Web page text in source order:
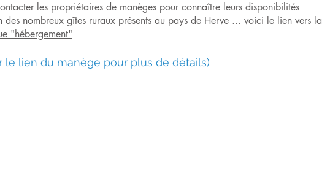
les propriétaires de manèges pour connaître leurs disponibilités
nombreux gîtes ruraux présents au pays de Herve ... voici le lien vers la
"hébergement"
lien du manège pour plus de détails)